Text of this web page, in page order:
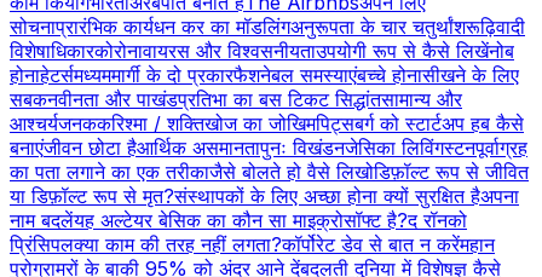
सोचनाप्रारंभिक कार्यधन कर का मॉडलिंगअनुरूपता के चार चतुर्थांशरूढ़िवादी
विशेषाधिकारकोरोनावायरस और विश्वसनीयताउपयोगी रूप से कैसे लिखेंनोब
होनाहेटर्समध्यममार्गी के दो प्रकारफैशनेबल समस्याएंबच्चे होनासीखने के लिए
सबकनवीनता और पाखंडप्रतिभा का बस टिकट सिद्धांतसामान्य और
आश्चर्यजनककरिश्मा / शक्तिखोज का जोखिमपिट्सबर्ग को स्टार्टअप हब कैसे
बनाएंजीवन छोटा हैआर्थिक असमानतापुनः विखंडनजेसिका लिविंगस्टनपूर्वाग्रह
का पता लगाने का एक तरीकाजैसे बोलते हो वैसे लिखोडिफ़ॉल्ट रूप से जीवित
या डिफ़ॉल्ट रूप से मृत?संस्थापकों के लिए अच्छा होना क्यों सुरक्षित हैअपना
नाम बदलेंयह अल्टेयर बेसिक का कौन सा माइक्रोसॉफ्ट है?द रॉनको
प्रिंसिपलक्या काम की तरह नहीं लगता?कॉर्पोरेट डेव से बात न करेंमहान
प्रोग्रामरों के बाकी 95% को अंदर आने देंबदलती दुनिया में विशेषज्ञ कैसे